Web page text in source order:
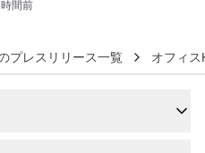
間前
プレスリリース一覧 オフィ